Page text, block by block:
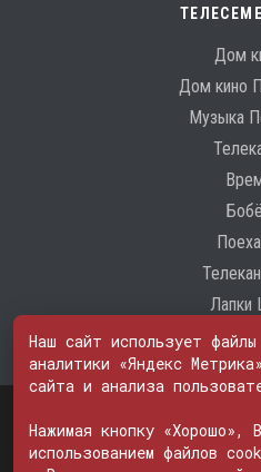
Дом
Дом кино
Музыка
Лапки
№ ФС 77 - 74600
© 2000—2026. Редакция
Наш сайт использует
аналитики «Яндекс
сайта и анализа
Нажимая кнопку «Хорошо»,
использованием файлов